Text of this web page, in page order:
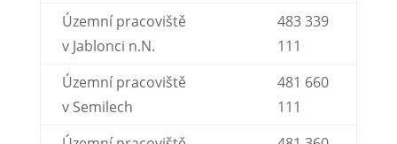
Územní pracoviště
v Jablonci n.N.
483 339
111
Územní pracoviště
v Semilech
481 660
111